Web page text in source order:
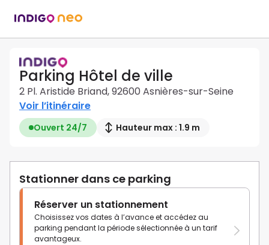
Parking Hôtel de ville
2 Pl. Aristide Briand, 92600 Asnières-sur-Seine
Voir l’itinéraire
Ouvert 24/7 Hauteur max : 1.9 m
Stationner dans ce parking
Réserver un stationnement
Choisissez vos dates à l’avance et accédez au
parking pendant la période sélectionnée à un tarif
avantageux.